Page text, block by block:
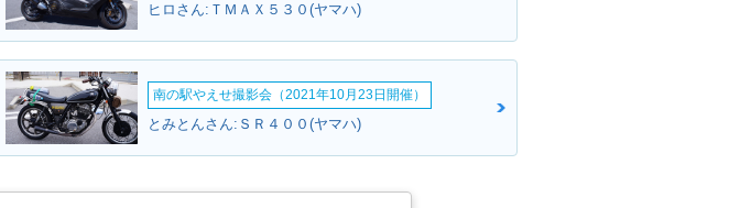
ヒロさん:ＴＭＡＸ５３０(ヤマハ)
南の駅やえせ撮影会（2021年10月23日開催）
とみとんさん:ＳＲ４００(ヤマハ)